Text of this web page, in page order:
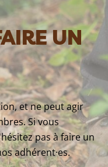
UN
et ne peut agir
Si vous
pas à faire un
adhérent·es.